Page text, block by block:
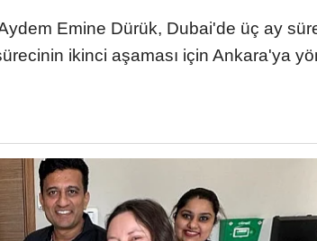
Emine Dürük, Dubai'de üç ay
ikinci aşaması için Ankara'ya